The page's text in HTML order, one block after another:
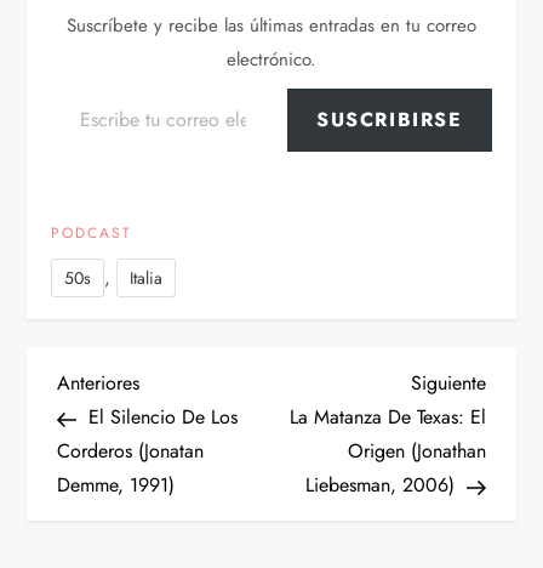
Suscríbete y recibe las últimas entradas en tu correo
electrónico.
SUSCRIBIRSE
PODCAST
50s , Italia
N
a
v
Entrada
anterior
Anteriores
El Silencio De Los
Corderos (Jonatan
Demme, 1991)
Siguiente
La Matanza De Texas: El
Origen (Jonathan
Liebesman, 2006)